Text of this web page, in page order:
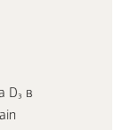
D₃ в